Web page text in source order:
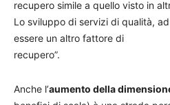
recupero simile a quello visto in
Lo sviluppo di servizi di qualità,
essere un altro fattore di
recupero”.
Anche l’aumento della